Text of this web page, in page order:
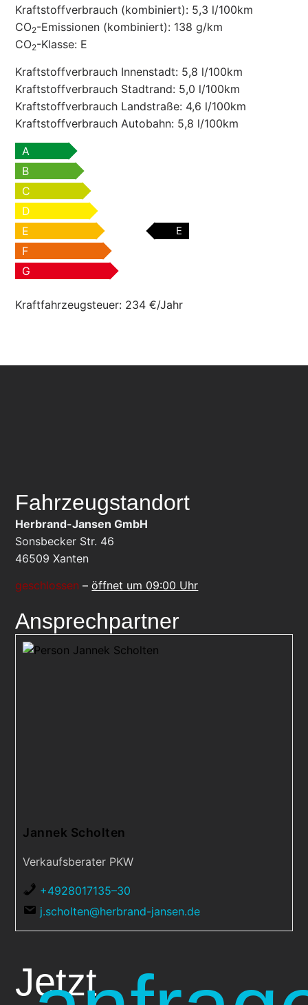
Kraftstoffverbrauch (kombiniert): 5,3 l/100km
CO2-Emissionen (kombiniert): 138 g/km
CO2-Klasse: E
Kraftstoffverbrauch Innenstadt: 5,8 l/100km
Kraftstoffverbrauch Stadtrand: 5,0 l/100km
Kraftstoffverbrauch Landstraße: 4,6 l/100km
Kraftstoffverbrauch Autobahn: 5,8 l/100km
A
B
C
D
E
E
F
G
Kraftfahrzeugsteuer: 234 €/Jahr
Fahrzeugstandort
Herbrand-Jansen GmbH
Sonsbecker Str. 46
46509 Xanten
geschlossen –öffnet um 09:00 Uhr
Ansprechpartner
Jannek Scholten
Verkaufsberater PKW
+4928017135–30
j.scholten@herbrand-jansen.de
Jetzt